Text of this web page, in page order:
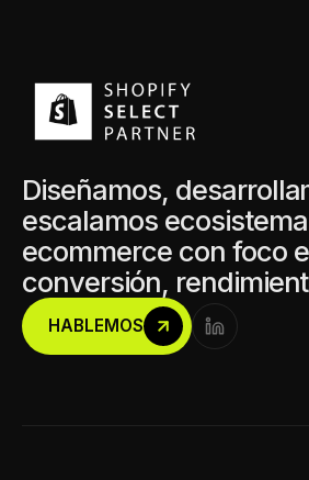
Diseñamos,
escalamos
ecommerce con foco
conversión,
HABLEMOS